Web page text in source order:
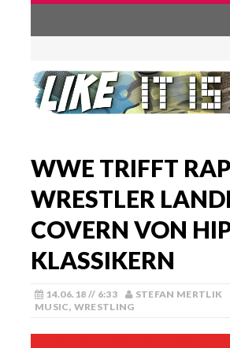
WWE TRIFFT
WRESTLER
COVERN VON
KLASSIKERN
14.06.18 // 6:33 STEFAN MERTLIK
MUSIC, WRESTLING